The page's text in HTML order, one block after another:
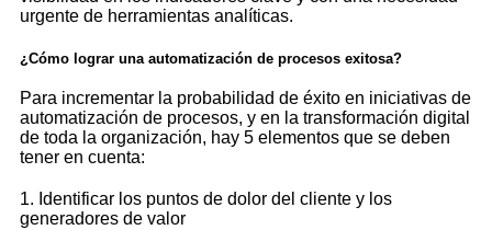
urgente de herramientas analíticas.
¿Cómo lograr una automatización de procesos exitosa?
Para incrementar la probabilidad de éxito en iniciativas de
automatización de procesos, y en la transformación digital
de toda la organización, hay 5 elementos que se deben
tener en cuenta:
1. Identificar los puntos de dolor del cliente y los
generadores de valor